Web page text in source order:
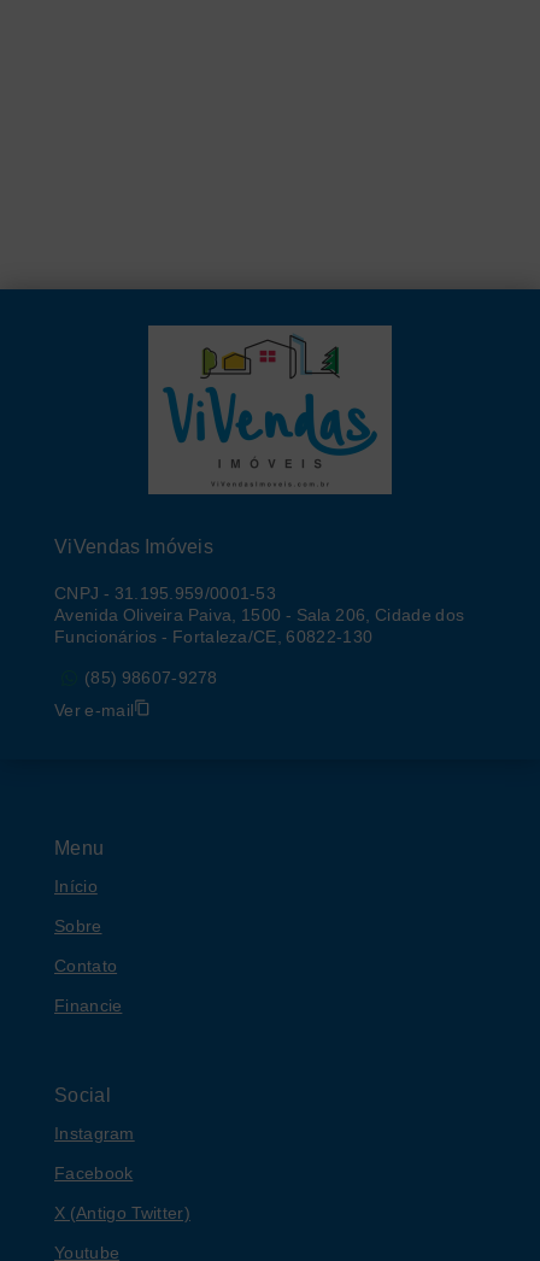
Menu
Início
Sobre
Contato
Financie
Social
Instagram
Facebook
X (Antigo Twitter)
Youtube
ViVendas Imóveis
CNPJ - 31.195.959/0001-53
Avenida Oliveira Paiva, 1500 - Sala 206, Cidade dos
Funcionários - Fortaleza/CE, 60822-130
(85) 98607-9278
Ver e-mail